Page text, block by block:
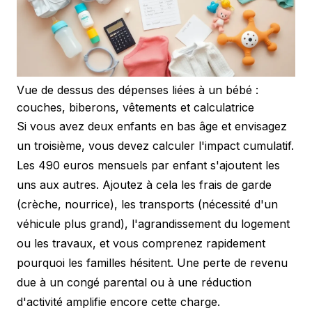
Vue de dessus des dépenses liées à un bébé :
couches, biberons, vêtements et calculatrice
Si vous avez deux enfants en bas âge et envisagez
un troisième, vous devez calculer l'impact cumulatif.
Les 490 euros mensuels par enfant s'ajoutent les
uns aux autres. Ajoutez à cela les frais de garde
(crèche, nourrice), les transports (nécessité d'un
véhicule plus grand), l'agrandissement du logement
ou les travaux, et vous comprenez rapidement
pourquoi les familles hésitent. Une perte de revenu
due à un congé parental ou à une réduction
d'activité amplifie encore cette charge.